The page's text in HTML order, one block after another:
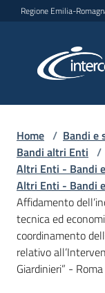
Vai al contenuto
Vai alla navigazione
Vai al footer
Regione Emilia-
L'Agenzia
Bandi
e
Home / Bandi e
Bandi altri Enti /
Altri Enti - Bandi
Altri Enti - Bandi
Affidamento
tecnica ed
coordinamento
relativo
Giardinieri” - Roma